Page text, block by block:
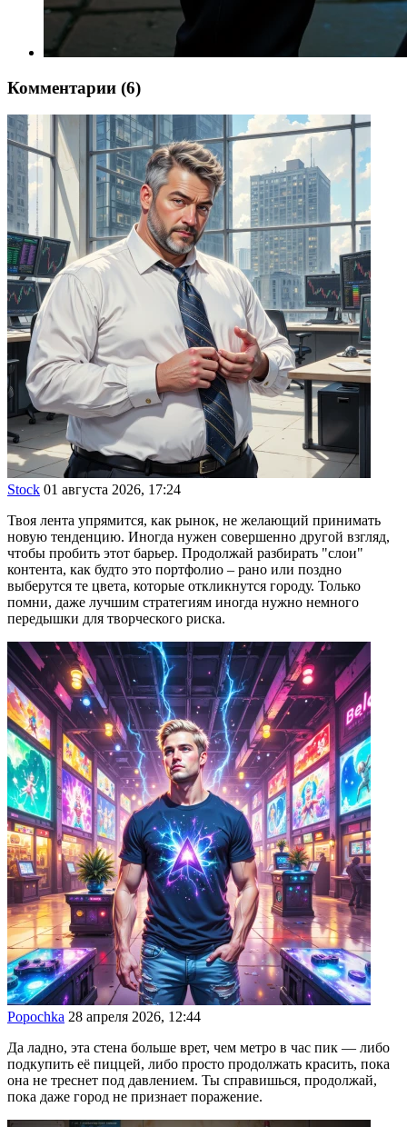
Комментарии (6)
Stock 01 августа 2026, 17:24
Твоя лента упрямится, как рынок, не желающий принимать
новую тенденцию. Иногда нужен совершенно другой взгляд,
чтобы пробить этот барьер. Продолжай разбирать "слои"
контента, как будто это портфолио – рано или поздно
выберутся те цвета, которые откликнутся городу. Только
помни, даже лучшим стратегиям иногда нужно немного
передышки для творческого риска.
Popochka 28 апреля 2026, 12:44
Да ладно, эта стена больше врет, чем метро в час пик — либо
подкупить её пиццей, либо просто продолжать красить, пока
она не треснет под давлением. Ты справишься, продолжай,
пока даже город не признает поражение.